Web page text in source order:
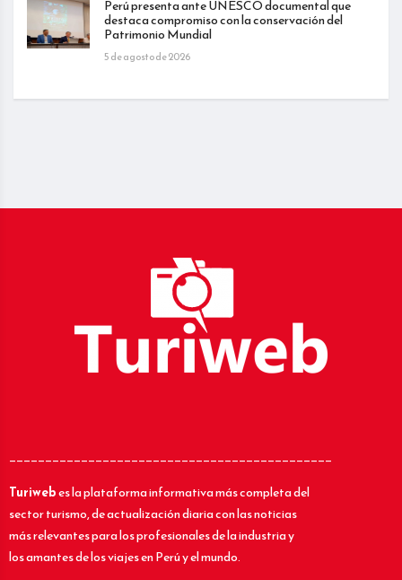
Perú presenta ante UNESCO documental que
destaca compromiso con la conservación del
Patrimonio Mundial
5 de agosto de 2026
_____________________________________________
Turiwebes la plataforma informativa más completa del
sector turismo, de actualización diaria con las noticias
más relevantes para los profesionales de la industria y
los amantes de los viajes en Perú y el mundo.